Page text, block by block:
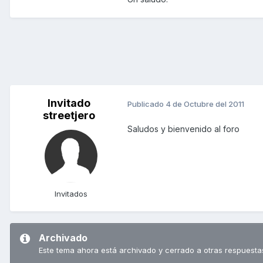
Invitado
streetjero
Invitados
Publicado 4 de Octubre del 2011
Saludos y bienvenido al foro
Archivado
Este tema ahora está archivado y cerrado a otras